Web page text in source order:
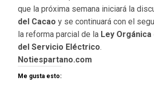
que la próxima semana iniciará la
del Cacao y se continuará con el
la reforma parcial de la Ley
del Servicio Eléctrico.
Notiespartano.com
Me gusta esto: